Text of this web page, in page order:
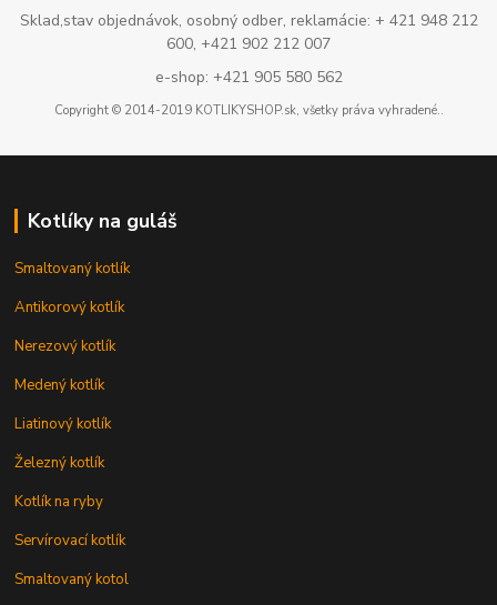
Sklad,stav objednávok, osobný odber, reklamácie: + 421 948 212
600, +421 902 212 007
e-shop: +421 905 580 562
Copyright © 2014-2019 KOTLIKYSHOP.sk, všetky práva vyhradené..
Kotlíky na guláš
Smaltovaný kotlík
Antikorový kotlík
Nerezový kotlík
Medený kotlík
Liatinový kotlík
Železný kotlík
Kotlík na ryby
Servírovací kotlík
Smaltovaný kotol